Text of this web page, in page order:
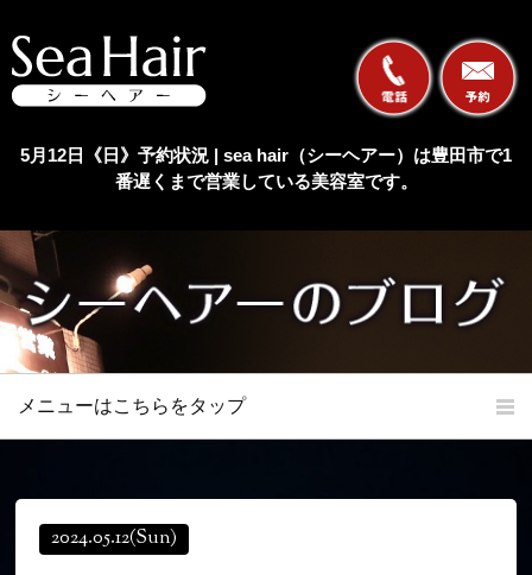
5月12日《日》予約状況 | sea hair（シーヘアー）は豊田市で1
番遅くまで営業している美容室です。
メニューはこちらをタップ
オンラインショップ
2024.05.12(Sun)